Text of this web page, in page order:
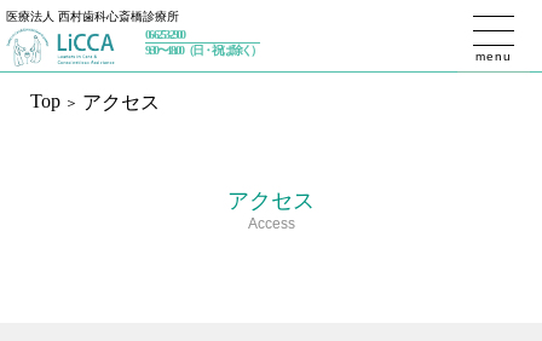
医療法人 西村歯科心斎橋診療所
06-6253-2900
9:30〜18:00（日・祝は除く）
menu
トップページ
初めての方へ
Top アクセス
アクセス
Access